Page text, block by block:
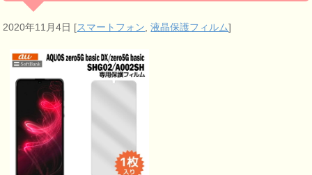
2020年11月4日 [スマートフォン ,液晶保護フィルム]